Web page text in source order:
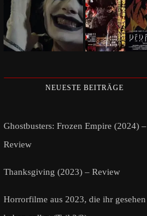
NEUESTE BEITRÄGE
Ghostbusters: Frozen Empire (2024) –
Review
Thanksgiving (2023) – Review
Horrorfilme aus 2023, die ihr gesehen